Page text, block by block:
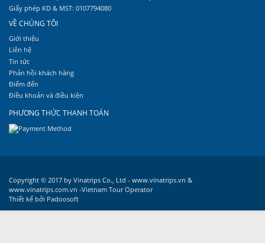
Giấy phép KD & MST: 0107794080
VỀ CHÚNG TÔI
Giới thiệu
Liên hệ
Tin tức
Phản hồi khách hàng
Điểm đến
Điều khoản và điều kiện
PHƯƠNG THỨC THANH TOÁN
Copyright © 2017 by Vinatrips Co., Ltd - www.vinatrips.vn &
www.vinatrips.com.vn -Vietnam Tour Operator
Thiết kế bởi Padoosoft